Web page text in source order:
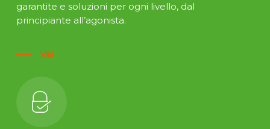
garantite e soluzioni per ogni livello, dal
principiante all’agonista.
Vai